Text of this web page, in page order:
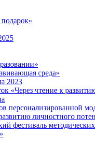
среда»
2023
«Через чтение к
персонализированной
личностного
фестиваль